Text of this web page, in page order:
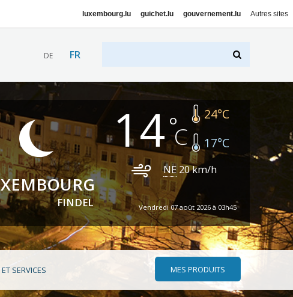
luxembourg.lu guichet.lu gouvernement.lu Autres sites
DE FR
FINDEL
14 24°C
17°C
NE 20km/h
Vendredi 07 août 2026 à 03h45
SERVICES MES PRODUITS